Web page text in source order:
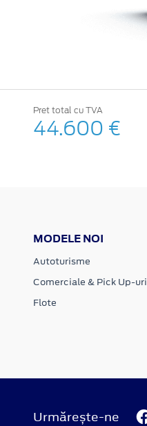
Pret total cu TVA
44.600 €
MODELE NOI
Autoturisme
Comerciale & Pick Up-uri
Flote
Urmărește-ne